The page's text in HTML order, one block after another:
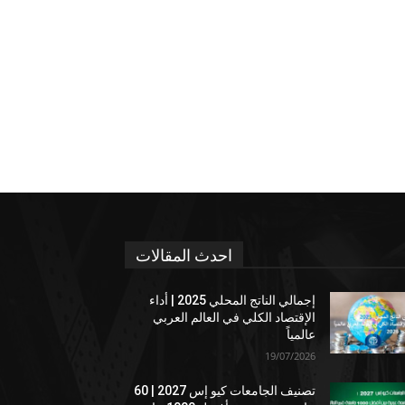
احدث المقالات
إجمالي الناتج المحلي 2025 | أداء
الإقتصاد الكلي في العالم العربي
عالمياً
19/07/2026
تصنيف الجامعات كيو إس 2027 | 60